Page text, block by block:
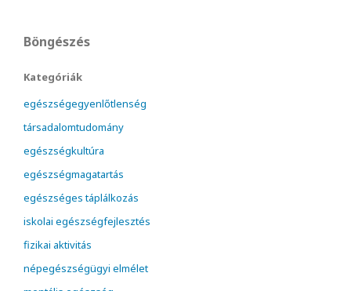
Böngészés
Kategóriák
egészségegyenlőtlenség
társadalomtudomány
egészségkultúra
egészségmagatartás
egészséges táplálkozás
iskolai egészségfejlesztés
fizikai aktivitás
népegészségügyi elmélet